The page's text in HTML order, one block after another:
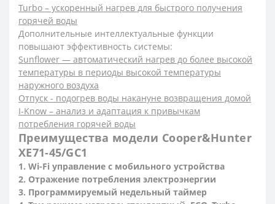
Turbo – ускоренный нагрев для быстрого получения
горячей воды
Дополнительные интеллектуальные функции
повышают эффективность системы:
Sunflower — автоматический нагрев до более высокой
температуры в периоды высокой температуры
наружного воздуха
Отпуск - подогрев воды накануне возвращения домой
I-Know – анализ и адаптация к привычкам
потребления горячей воды
Преимущества модели Cooper&Hunter
XE71-45/GC1
1. Wi-Fi управление с мобильного устройства
2. Отражение потребления электроэнергии
3. Программируемый недельный таймер